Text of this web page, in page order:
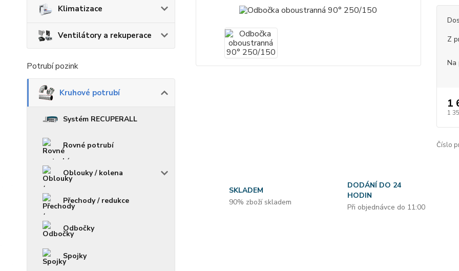
Klimatizace
Ventilátory a rekuperace
Potrubí pozink
Kruhové potrubí
Systém RECUPERALL
Rovné potrubí
Oblouky / kolena
Přechody / redukce
Odbočky
Spojky
Z
Na
1
1
Číslo
SKLADEM
90% zboží skladem
DODÁNÍ DO 24
HODIN
Při objednávce do 11:00